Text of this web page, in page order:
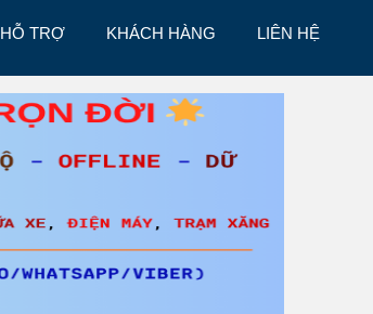
HỖ TRỢ KHÁCH HÀNG LIÊN HỆ